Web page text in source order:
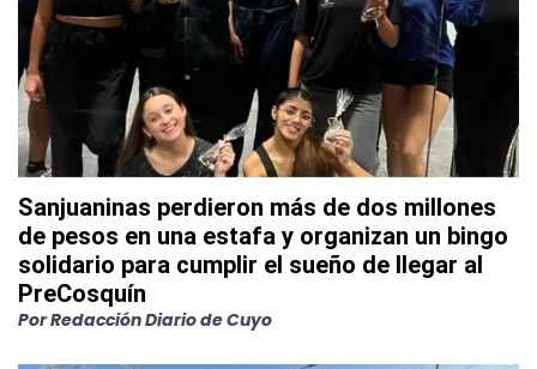
Sanjuaninas perdieron más de dos millones
de pesos en una estafa y organizan un bingo
solidario para cumplir el sueño de llegar al
PreCosquín
PorRedacción Diario de Cuyo